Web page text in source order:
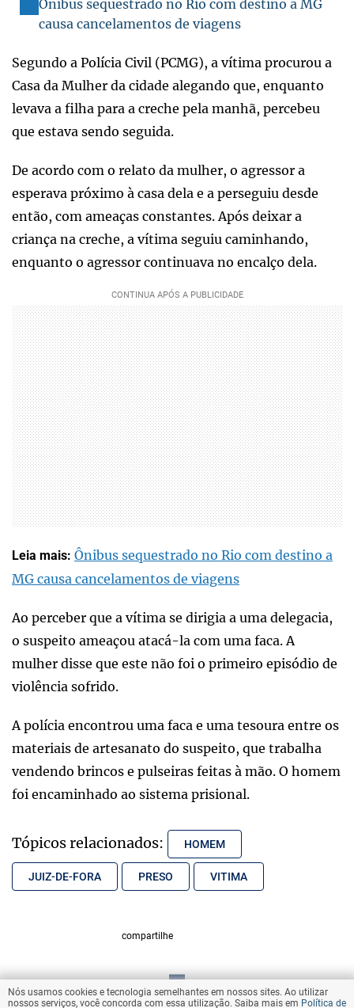
Ônibus sequestrado no Rio com destino a MG
causa cancelamentos de viagens
Segundo a Polícia Civil (PCMG), a vítima procurou a
Casa da Mulher da cidade alegando que, enquanto
levava a filha para a creche pela manhã, percebeu
que estava sendo seguida.
De acordo com o relato da mulher, o agressor a
esperava próximo à casa dela e a perseguiu desde
então, com ameaças constantes. Após deixar a
criança na creche, a vítima seguiu caminhando,
enquanto o agressor continuava no encalço dela.
Leia mais: Ônibus sequestrado no Rio com destino a
MG causa cancelamentos de viagens
Ao perceber que a vítima se dirigia a uma delegacia,
o suspeito ameaçou atacá-la com uma faca. A
mulher disse que este não foi o primeiro episódio de
violência sofrido.
A polícia encontrou uma faca e uma tesoura entre os
materiais de artesanato do suspeito, que trabalha
vendendo brincos e pulseiras feitas à mão. O homem
foi encaminhado ao sistema prisional.
Tópicos relacionados: HOMEM
JUIZ-DE-FORA PRESO VITIMA
compartilhe
VOLTAR AO TOPO
Nós usamos cookies e tecnologia semelhantes em nossos sites. Ao utilizar
nossos serviços, você concorda com essa utilização. Saiba mais em Política de